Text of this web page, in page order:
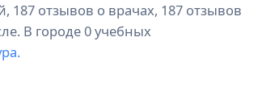
187 отзывов о врачах, 187 отзывов
В городе 0 учебных